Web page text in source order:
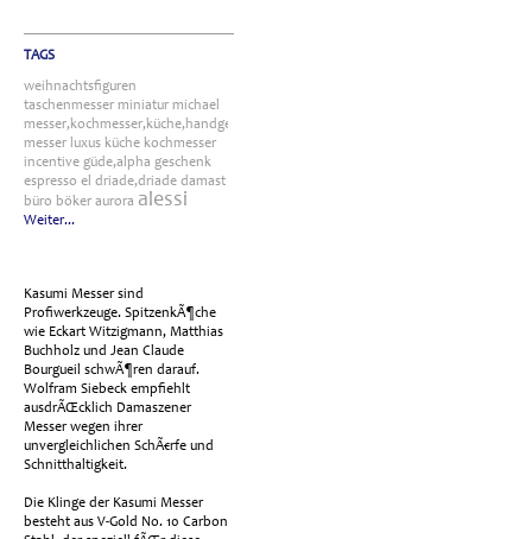
TAGS
weihnachtsfiguren
taschenmesser miniatur michael
messer,kochmesser,küche,handgefertigt
messer luxus küche kochmesser
incentive güde,alpha geschenk
espresso el driade,driade damast
büro böker aurora alessi
Weiter...
Kasumi Messer sind
Profiwerkzeuge. SpitzenkÃ¶che
wie Eckart Witzigmann, Matthias
Buchholz und Jean Claude
Bourgueil schwÃ¶ren darauf.
Wolfram Siebeck empfiehlt
ausdrÃŒcklich Damaszener
Messer wegen ihrer
unvergleichlichen SchÃ€rfe und
Schnitthaltigkeit.
Die Klinge der Kasumi Messer
besteht aus V-Gold No. 10 Carbon